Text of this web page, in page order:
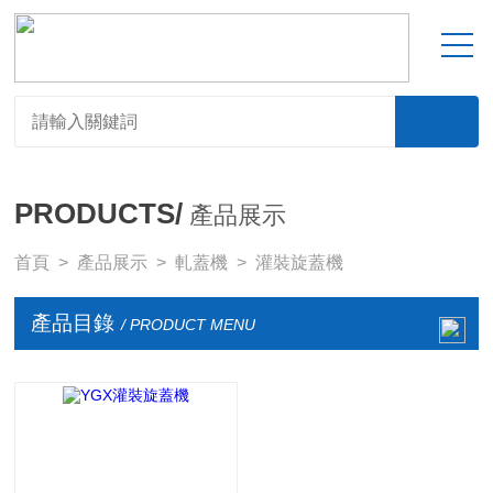
PRODUCTS/ 產品展示
首頁 > 產品展示 >軋蓋機 >灌裝旋蓋機
產品目錄 / PRODUCT MENU